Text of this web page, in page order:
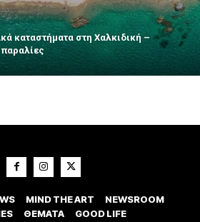
καταστήματα στη Χαλκιδική –
παραλίες
MIND THE ART
NEWSROOM
ΘΕΜΑΤΑ GOOD LIFE